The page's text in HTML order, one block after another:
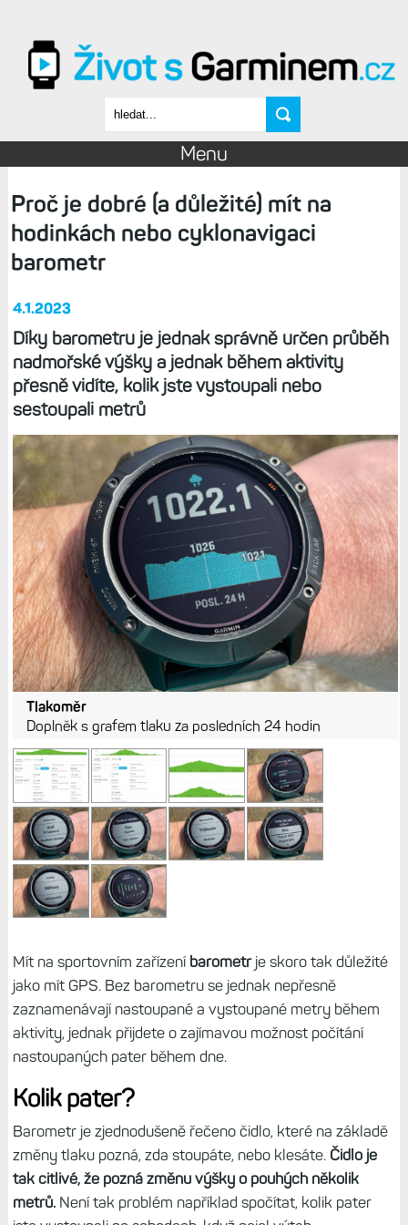
Vyhledávání
Menu
Proč je dobré (a důležité) mít na
hodinkách nebo cyklonavigaci
barometr
4.1.2023
Díky barometru je jednak správně určen průběh
nadmořské výšky a jednak během aktivity
přesně vidíte, kolik jste vystoupali nebo
sestoupali metrů
Tlakoměr
Doplněk s grafem tlaku za posledních 24 hodin
Mít na sportovním zařízení barometrje skoro tak důležité
jako mít GPS. Bez barometru se jednak nepřesně
zaznamenávají nastoupané a vystoupané metry během
aktivity, jednak přijdete o zajímavou možnost počítání
nastoupaných pater během dne.
Kolik pater?
Barometr je zjednodušeně řečeno čidlo, které na základě
změny tlaku pozná, zda stoupáte, nebo klesáte. Čidlo je
tak citlivé, že pozná změnu výšky o pouhých několik
metrů.Není tak problém například spočítat, kolik pater